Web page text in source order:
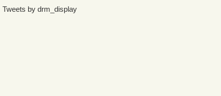
Tweets by drm_display